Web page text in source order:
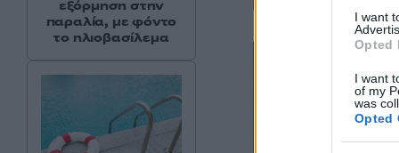
I want
Opted
I want
of my
was
Opted
εξόρμηση στην
παραλία, με φόντο
το ηλιοβασίλεμα